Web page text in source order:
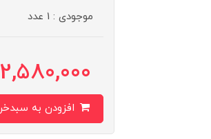
موجودی : 1 عدد
2,580,000